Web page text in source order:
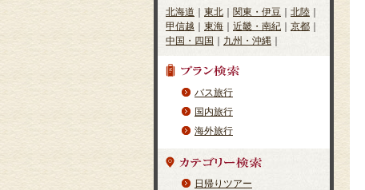
北海道 東北 関東・伊豆 北陸
甲信越
東海 近畿・南紀 京都
中国・四国
九州・沖縄
バス旅行
国内旅行
海外旅行
日帰りツアー